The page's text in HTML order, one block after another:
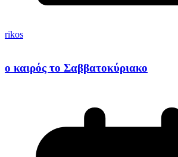
rikos
ο καιρός το Σαββατοκύριακο